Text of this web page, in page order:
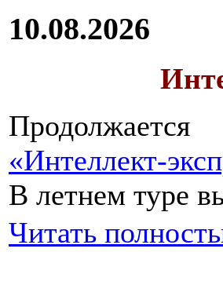
10.08.2026
«Интеллект-
В летнем туре
Читать